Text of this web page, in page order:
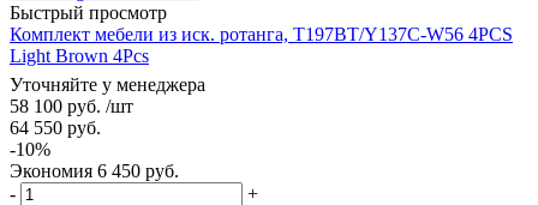
Быстрый просмотр
Комплект мебели из иск. ротанга, T197BT/Y137C-W56 4PCS
Light Brown 4Pcs
Уточняйте у менеджера
58 100 руб. /шт
64 550 руб.
-10%
Экономия 6 450 руб.
-
+